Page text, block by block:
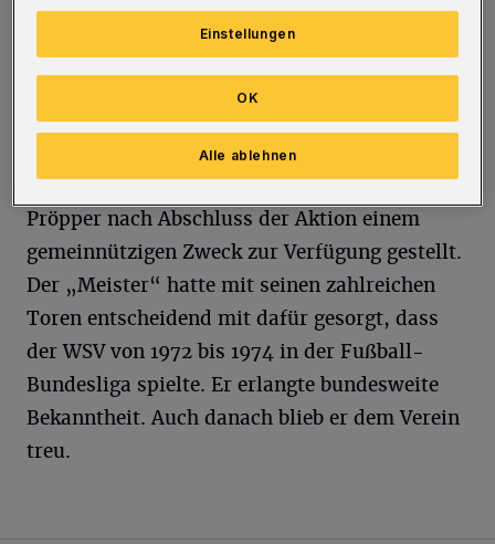
sowie bei der Wuppertal Touristik (Alte
Freiheit 23) zum Preis von vier Euro erhältlich.
Die Scheine sind einzeln nummeriert, das
Kontingent ist begrenzt.
Der Reinerlös wird in Absprache mit Günter
Pröpper nach Abschluss der Aktion einem
gemeinnützigen Zweck zur Verfügung gestellt.
Der „Meister“ hatte mit seinen zahlreichen
Toren entscheidend mit dafür gesorgt, dass
der WSV von 1972 bis 1974 in der Fußball-
Bundesliga spielte. Er erlangte bundesweite
Bekanntheit. Auch danach blieb er dem Verein
treu.
Einstellungen
Alle ablehnen
OK